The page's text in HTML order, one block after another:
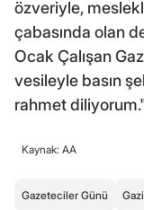
özveriyle,
çabasında olan
Ocak Çalışan
vesileyle basın
rahmet
Kaynak: AA
Gazeteciler Günü